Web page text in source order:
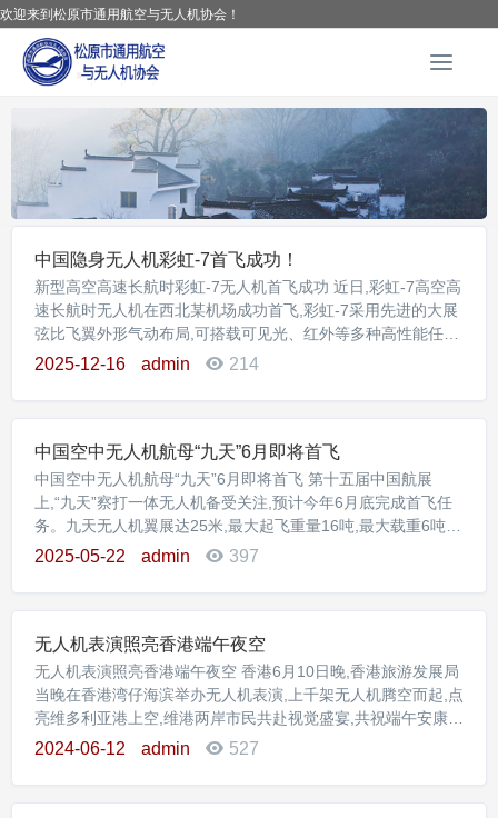
欢迎来到松原市通用航空与无人机协会！
T
l
n
i
g
a
中国隐身无人机彩虹-7首飞成功！
新型高空高速长航时彩虹-7无人机首飞成功 近日,彩虹-7高空高
速长航时无人机在西北某机场成功首飞,彩虹-7采用先进的大展
弦比飞翼外形气动布局,可搭载可见光、红外等多种高性能任务
载荷,具有航时长、升限高、巡航速度快、任务能力强等优点,满
机场,外形科幻的彩虹-7无人机在跑道上加速滑跑,最终腾空而
2025-12-16 admin 214
中国空中无人机航母“九天”6月即将首飞
中国空中无人机航母“九天”6月即将首飞 第十五届中国航展
上,“九天”察打一体无人机备受关注,预计今年6月底完成首飞任
务。九天无人机翼展达25米,最大起飞重量16吨,最大载重6吨,
最大航程7000公里,航时大于12小时。“九天”无人机在机腹内搭
机,足可以成为“空中无人机航母”。 “九天”无人机04架机目前已
2025-05-22 admin 397
无人机表演照亮香港端午夜空
无人机表演照亮香港端午夜空 香港6月10日晚,香港旅游发展局
当晚在香港湾仔海滨举办无人机表演,上千架无人机腾空而起,点
亮维多利亚港上空,维港两岸市民共赴视觉盛宴,共祝端午安康。
当晚8时许,无人机表演的大幕拉开。一个以龙舟队“指挥官”为灵
舟邀请赛的健儿们打气。表演中,龙舟竞渡的画面活灵活现,仿佛
2024-06-12 admin 527